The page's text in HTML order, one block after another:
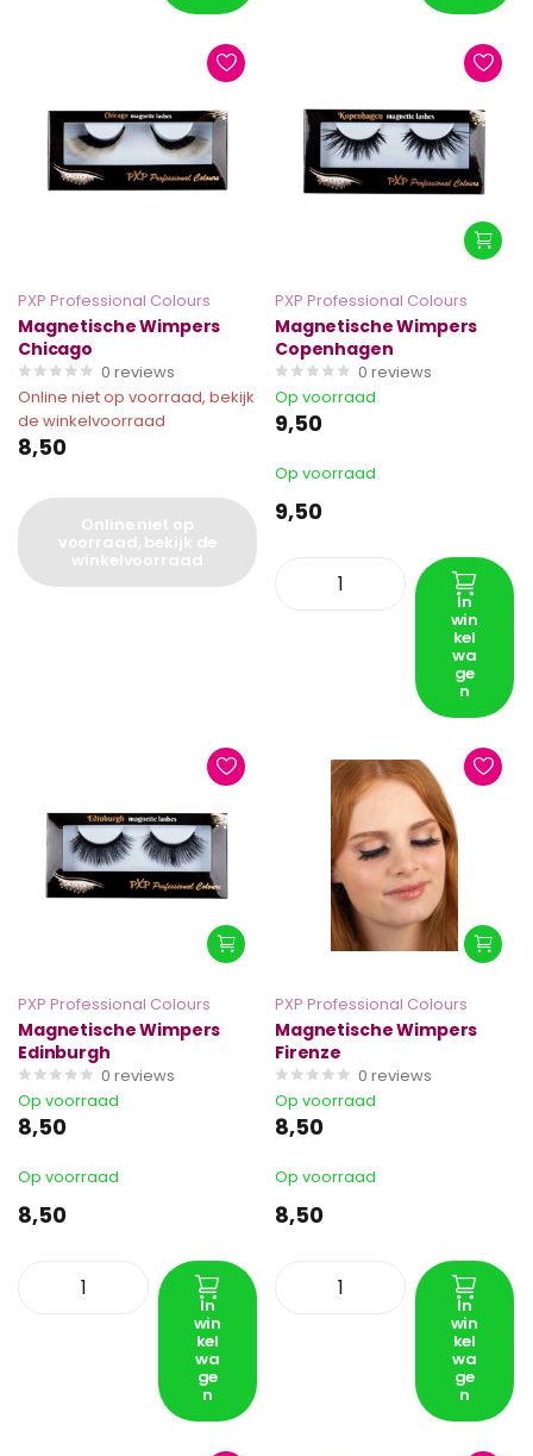
PXP Professional Colours
Magnetische Wimpers
Chicago
0 reviews
Online niet op voorraad, bekijk
de winkelvoorraad
8,50
Online niet op
voorraad, bekijk de
winkelvoorraad
PXP Professional Colours
Magnetische Wimpers
Copenhagen
0 reviews
Op voorraad
9,50
Op voorraad
9,50
In
win
kel
wa
ge
n
PXP Professional Colours
Magnetische Wimpers
Edinburgh
0 reviews
Op voorraad
8,50
Op voorraad
8,50
In
win
kel
wa
ge
n
PXP Professional Colours
Magnetische Wimpers
Firenze
0 reviews
Op voorraad
8,50
Op voorraad
8,50
In
win
kel
wa
ge
n